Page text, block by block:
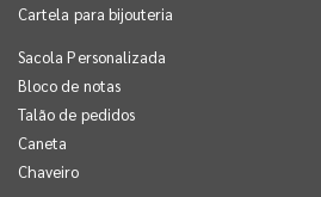
Cartela para bijouteria
Sacola Personalizada
Bloco de notas
Talão de pedidos
Caneta
Chaveiro